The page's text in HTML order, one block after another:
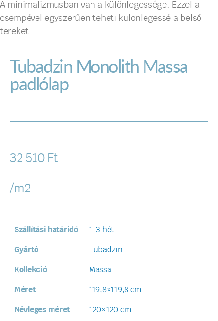
A minimalizmusban van a különlegessége. Ezzel a
csempével egyszerűen teheti különlegessé a belső
tereket.
Tubadzin Monolith Massa
padlólap
32 510 Ft
/m2
Szállítási határidó 1-3 hét
Gyártó Tubadzin
Kollekció Massa
Méret 119,8×119,8 cm
Névleges méret 120×120 cm